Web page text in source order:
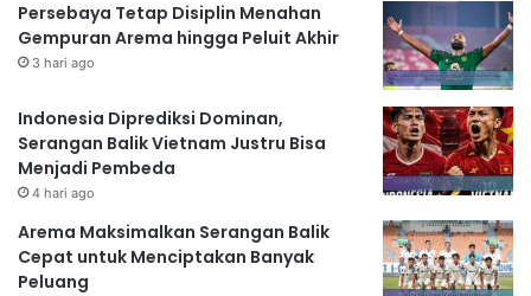
Persebaya Tetap Disiplin Menahan
Gempuran Arema hingga Peluit Akhir
3 hari ago
Indonesia Diprediksi Dominan,
Serangan Balik Vietnam Justru Bisa
Menjadi Pembeda
4 hari ago
Arema Maksimalkan Serangan Balik
Cepat untuk Menciptakan Banyak
Peluang